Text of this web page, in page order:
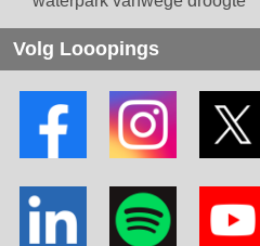
Volg Looopings